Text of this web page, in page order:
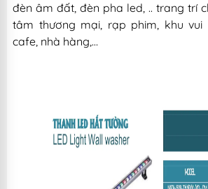
đèn âm đất, đèn pha led, .. trang trí
tâm thương mại, rạp phim, khu vui
cafe, nhà hàng,…